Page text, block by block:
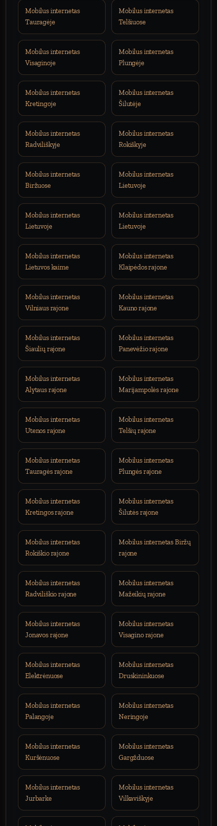
Mobilus internetas
Tauragėje
Mobilus internetas
Telšiuose
Mobilus internetas
Visaginoje
Mobilus internetas
Plungėje
Mobilus internetas
Kretingoje
Mobilus internetas
Šilutėje
Mobilus internetas
Radviliškyje
Mobilus internetas
Rokiškyje
Mobilus internetas
Biržuose
Mobilus internetas
Lietuvoje
Mobilus internetas
Lietuvoje
Mobilus internetas
Lietuvoje
Mobilus internetas
Lietuvos kaime
Mobilus internetas
Klaipėdos rajone
Mobilus internetas
Vilniaus rajone
Mobilus internetas
Kauno rajone
Mobilus internetas
Šiaulių rajone
Mobilus internetas
Panevėžio rajone
Mobilus internetas
Alytaus rajone
Mobilus internetas
Marijampolės rajone
Mobilus internetas
Utenos rajone
Mobilus internetas
Telšių rajone
Mobilus internetas
Tauragės rajone
Mobilus internetas
Plungės rajone
Mobilus internetas
Kretingos rajone
Mobilus internetas
Šilutės rajone
Mobilus internetas
Rokiškio rajone
Mobilus internetas Biržų
rajone
Mobilus internetas
Radviliškio rajone
Mobilus internetas
Mažeikių rajone
Mobilus internetas
Jonavos rajone
Mobilus internetas
Visagino rajone
Mobilus internetas
Elektrėnuose
Mobilus internetas
Druskininkuose
Mobilus internetas
Palangoje
Mobilus internetas
Neringoje
Mobilus internetas
Kuršėnuose
Mobilus internetas
Gargžduose
Mobilus internetas
Jurbarke
Mobilus internetas
Vilkaviškyje